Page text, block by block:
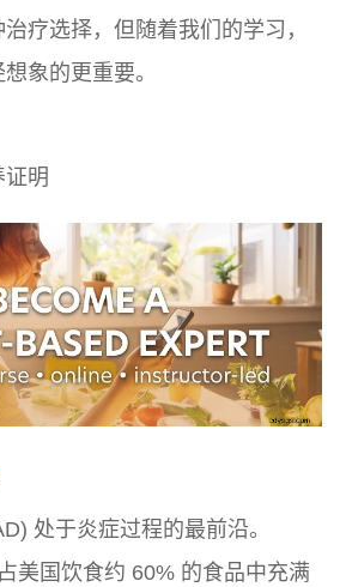
疗选择，但随着我们的学习，
象的更重要。
明
处于炎症过程的最前沿。
占美国饮食约 60% 的食品中充满